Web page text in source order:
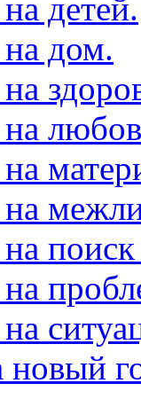
детей.
дом.
новый